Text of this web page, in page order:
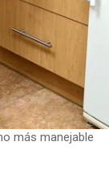
más manejable